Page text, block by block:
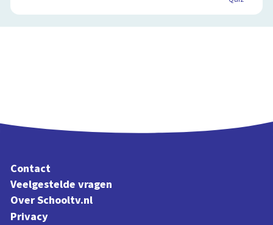
Contact
Veelgestelde vragen
Over Schooltv.nl
Privacy